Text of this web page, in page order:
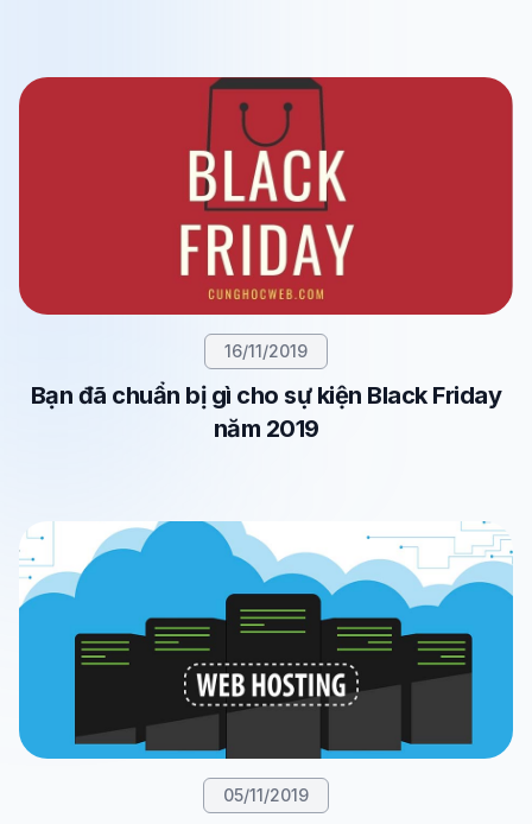
16/11/2019
Bạn đã chuẩn bị gì cho sự kiện Black Friday
năm 2019
05/11/2019